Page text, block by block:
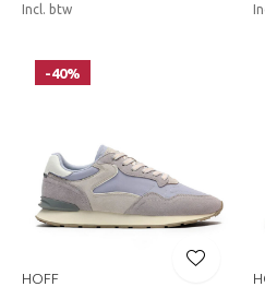
Incl. btw
-40%
HOFF